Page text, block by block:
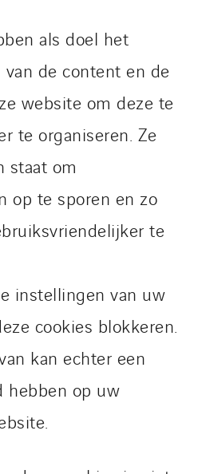
als doel het
de content en de
website om deze te
te organiseren. Ze
staat om
op te sporen en zo
te
instellingen van uw
cookies blokkeren.
kan echter een
hebben op uw